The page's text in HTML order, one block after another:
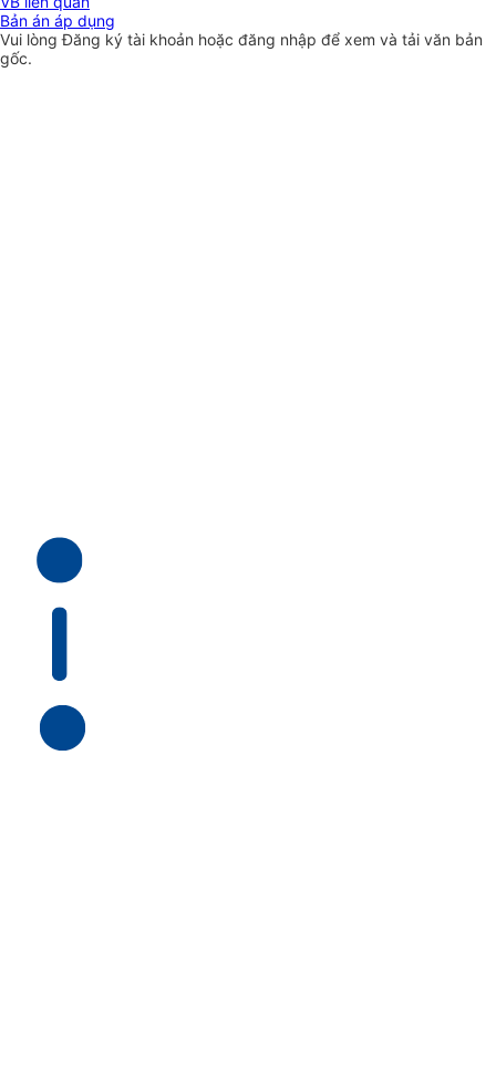
Bản án áp dụng
Vui lòngĐăng ký tài khoản hoặc đăng nhập để xem và tải văn bản
gốc.